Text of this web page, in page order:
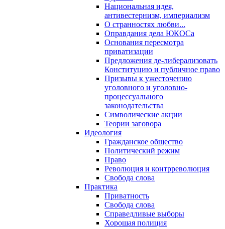
Национальная идея,
антивестернизм, империализм
О странностях любви...
Оправдания дела ЮКОСа
Основания пересмотра
приватизации
Предложения де-либерализовать
Конституцию и публичное право
Призывы к ужесточению
уголовного и уголовно-
процессуального
законодательства
Символические акции
Теории заговора
Идеология
Гражданское общество
Политический режим
Право
Революция и контрреволюция
Свобода слова
Практика
Приватность
Свобода слова
Справедливые выборы
Хорошая полиция